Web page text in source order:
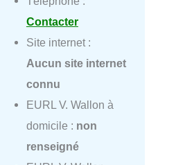
Contacter
Site internet :
Aucun site internet
connu
EURL V. Wallon à
domicile : non
renseigné